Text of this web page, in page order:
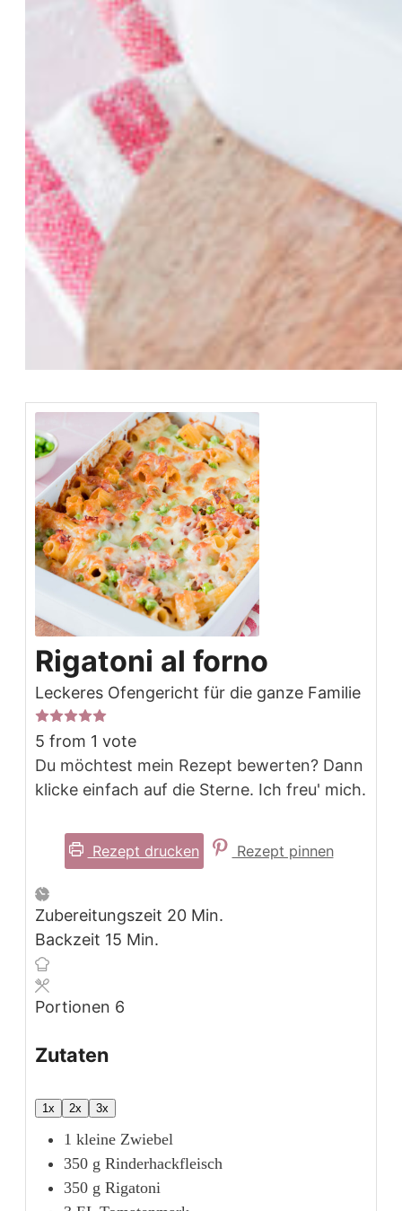
Rigatoni al forno
Leckeres Ofengericht für die ganze Familie
5 from 1 vote
Du möchtest mein Rezept bewerten? Dann
klicke einfach auf die Sterne. Ich freu' mich.
Rezept drucken Rezept pinnen
Zubereitungszeit 20Minuten
Min.
Backzeit 15 Minuten
Min.
Portionen 6
Zutaten
1x 2x 3x
1 kleine Zwiebel
350 g Rinderhackfleisch
350 g Rigatoni